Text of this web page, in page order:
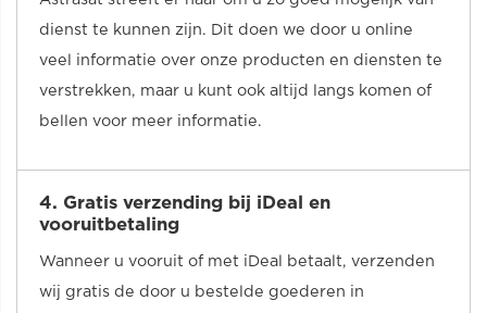
dienst te kunnen zijn. Dit doen we door u online
veel informatie over onze producten en diensten te
verstrekken, maar u kunt ook altijd langs komen of
bellen voor meer informatie.
4. Gratis verzending bij iDeal en
vooruitbetaling
Wanneer u vooruit of met iDeal betaalt, verzenden
wij gratis de door u bestelde goederen in